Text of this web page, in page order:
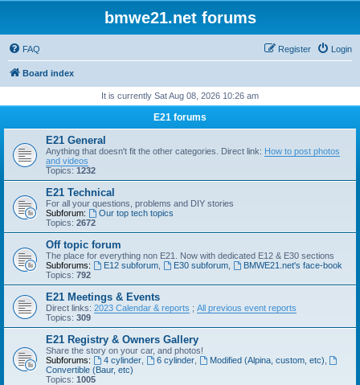
bmwe21.net forums
FAQ Login
Register
Board index
It is currently Sat Aug 08, 2026 10:26 am
E21 forums
E21 General
Anything that doesn't fit the other categories. Direct link: How to post photos
and videos
Topics: 1232
E21 Technical
For all your questions, problems and DIY stories
Subforum:
Our top tech topics
Topics: 2672
Off topic forum
The place for everything non E21. Now with dedicated E12 & E30 sections
Subforums:
E12 subforum, E30 subforum,
BMWE21.net's face-book
Topics: 792
E21 Meetings & Events
Direct links: 2023 Calendar & reports ; All previous event reports
Topics: 309
E21 Registry & Owners Gallery
Share the story on your car, and photos!
Subforums:
4 cylinder, 6 cylinder, Modified (Alpina, custom, etc)
Convertible (Baur, etc)
Topics: 1005